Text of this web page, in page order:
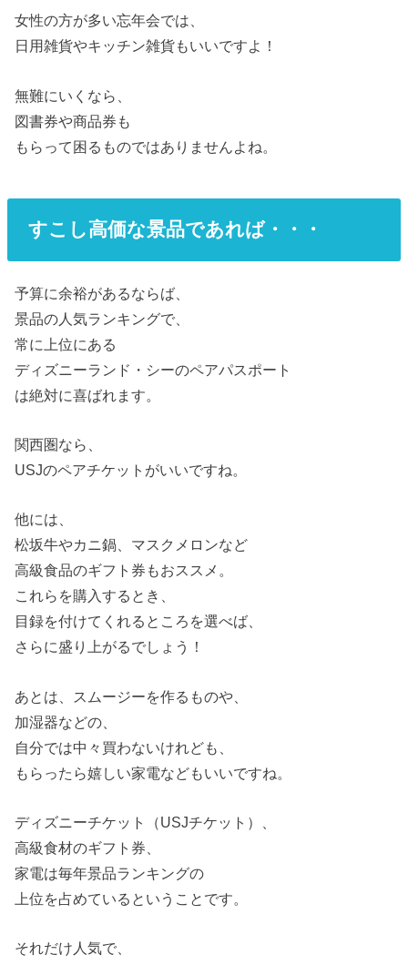
女性の方が多い忘年会では、
日用雑貨やキッチン雑貨もいいですよ！
無難にいくなら、
図書券や商品券も
もらって困るものではありませんよね。
すこし高価な景品であれば・・・
予算に余裕があるならば、
景品の人気ランキングで、
常に上位にある
ディズニーランド・シーのペアパスポート
は絶対に喜ばれます。
関西圏なら、
USJのペアチケットがいいですね。
他には、
松坂牛やカニ鍋、マスクメロンなど
高級食品のギフト券もおススメ。
これらを購入するとき、
目録を付けてくれるところを選べば、
さらに盛り上がるでしょう！
あとは、スムージーを作るものや、
加湿器などの、
自分では中々買わないけれども、
もらったら嬉しい家電などもいいですね。
ディズニーチケット（USJチケット）、
高級食材のギフト券、
家電は毎年景品ランキングの
上位を占めているということです。
それだけ人気で、